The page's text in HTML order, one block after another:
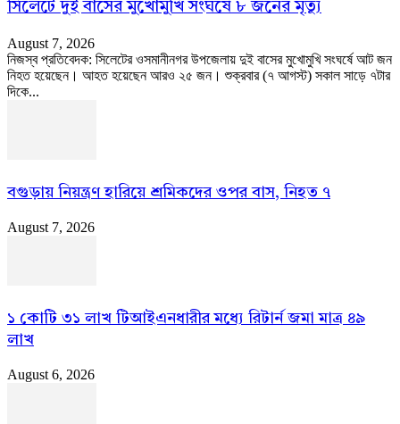
সিলেটে দুই বাসের মুখোমুখি সংঘর্ষে ৮ জনের মৃত্যু
August 7, 2026
নিজস্ব প্রতিবেদক: সিলেটের ওসমানীনগর উপজেলায় দুই বাসের মুখোমুখি সংঘর্ষে আট জন
নিহত হয়েছেন। আহত হয়েছেন আরও ২৫ জন। শুক্রবার (৭ আগস্ট) সকাল সাড়ে ৭টার
দিকে...
বগুড়ায় নিয়ন্ত্রণ হারিয়ে শ্রমিকদের ওপর বাস, নিহত ৭
August 7, 2026
১ কোটি ৩১ লাখ টিআইএনধারীর মধ্যে রিটার্ন জমা মাত্র ৪৯
লাখ
August 6, 2026